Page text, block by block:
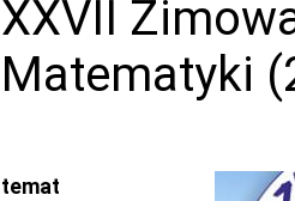
XXVII
Matematyki
temat